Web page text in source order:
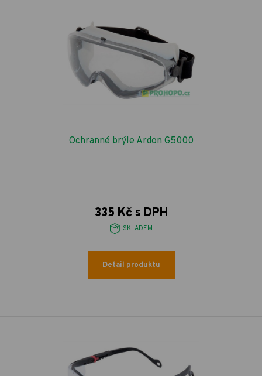
Ochranné brýle Ardon G5000
335 Kč s DPH
SKLADEM
Detail produktu